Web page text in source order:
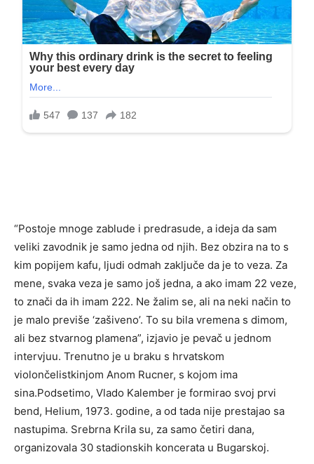
“Postoje mnoge zablude i predrasude, a ideja da sam
veliki zavodnik je samo jedna od njih. Bez obzira na to s
kim popijem kafu, ljudi odmah zaključe da je to veza. Za
mene, svaka veza je samo još jedna, a ako imam 22 veze,
to znači da ih imam 222. Ne žalim se, ali na neki način to
je malo previše ‘zašiveno’. To su bila vremena s dimom,
ali bez stvarnog plamena”, izjavio je pevač u jednom
intervjuu. Trenutno je u braku s hrvatskom
violončelistkinjom Anom Rucner, s kojom ima
sina.Podsetimo, Vlado Kalember je formirao svoj prvi
bend, Helium, 1973. godine, a od tada nije prestajao sa
nastupima. Srebrna Krila su, za samo četiri dana,
organizovala 30 stadionskih koncerata u Bugarskoj.